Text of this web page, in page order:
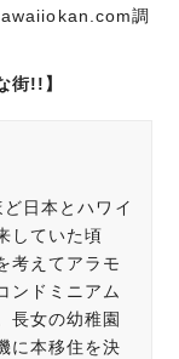
調
街!!】
日本とハワイ
していた頃
考えてアラモ
ンドミニアム
長女の幼稚園
に本移住を決